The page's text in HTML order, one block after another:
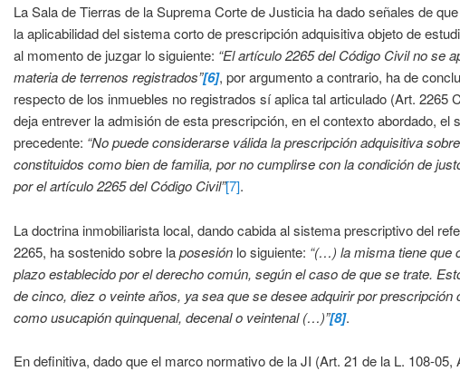
La Sala de Tierras de la Suprema Corte de Justicia ha dado señales de
la aplicabilidad del sistema corto de prescripción adquisitiva objeto de
al momento de juzgar lo siguiente: “El artículo 2265 del Código Civil no se
materia de terrenos registrados”[6], por argumento a contrario, ha de
respecto de los inmuebles no registrados sí aplica tal articulado (Art. 2265
deja entrever la admisión de esta prescripción, en el contexto abordado, el
precedente: “No puede considerarse válida la prescripción adquisitiva
constituidos como bien de familia, por no cumplirse con la condición de
por el artículo 2265 del Código Civil”[7].
La doctrina inmobiliarista local, dando cabida al sistema prescriptivo del
2265, ha sostenido sobre laposesiónlo siguiente: “(…) la misma tiene que
plazo establecido por el derecho común, según el caso de que se trate.
de cinco, diez o veinte años, ya sea que se desee adquirir por prescripción
como usucapión quinquenal, decenal o veintenal (…)”[8].
En definitiva, dado que el marco normativo de la JI (Art. 21 de la L. 108-05,